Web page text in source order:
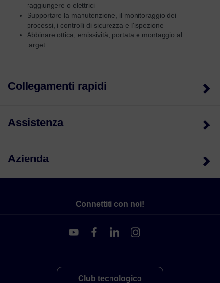
raggiungere o elettrici
Supportare la manutenzione, il monitoraggio dei
processi, i controlli di sicurezza e l'ispezione
Abbinare ottica, emissività, portata e montaggio al
target
Collegamenti rapidi
Assistenza
Azienda
Connettiti con noi!
Club tecnologico